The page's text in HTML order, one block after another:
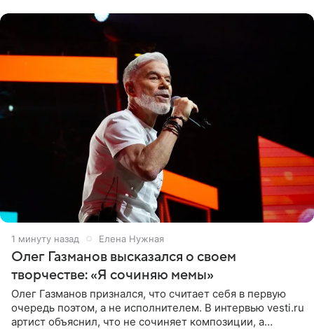
1 минуту назад Елена Нужная
Олег Газманов высказался о своем
творчестве: «Я сочиняю мемы»
Олег Газманов признался, что считает себя в первую
очередь поэтом, а не исполнителем. В интервью vesti.ru
артист объяснил, что не сочиняет композиции, а